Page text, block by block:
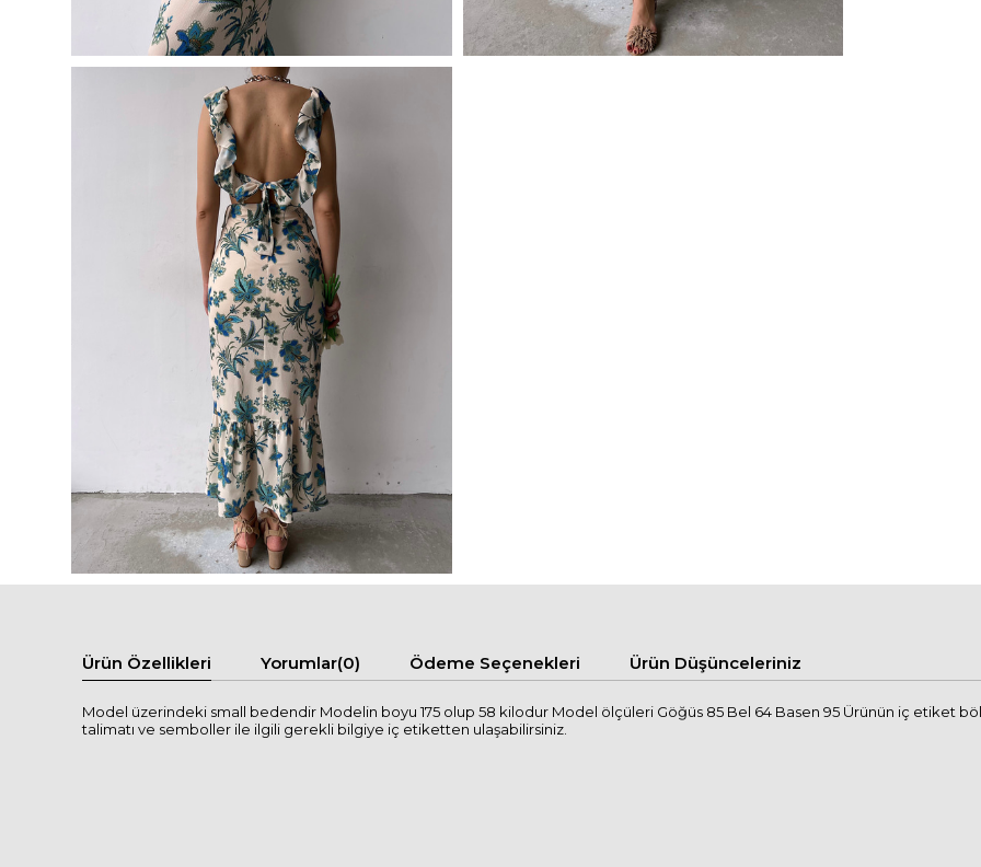
Ürün Özellikleri Yorumlar(0) Ödeme Seçenekleri Ürün Düşünceleriniz
Model üzerindeki small bedendir Modelin boyu 175 olup 58 kilodur Model ölçüleri Göğüs 85 Bel 64 Basen 95 Ürünün iç etiket
talimatı ve semboller ile ilgili gerekli bilgiye iç etiketten ulaşabilirsiniz.